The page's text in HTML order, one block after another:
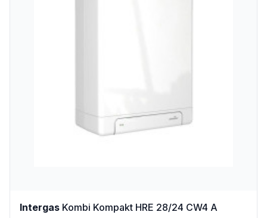
Intergas Kombi Kompakt HRE 28/24 CW4 A